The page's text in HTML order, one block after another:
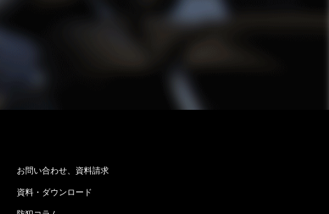
お問い合わせ、資料請求
資料・ダウンロード